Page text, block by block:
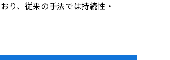
り、従来の手法では持続性・